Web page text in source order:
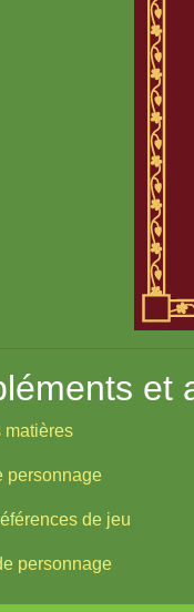
et
matières
personnage
de jeu
personnage